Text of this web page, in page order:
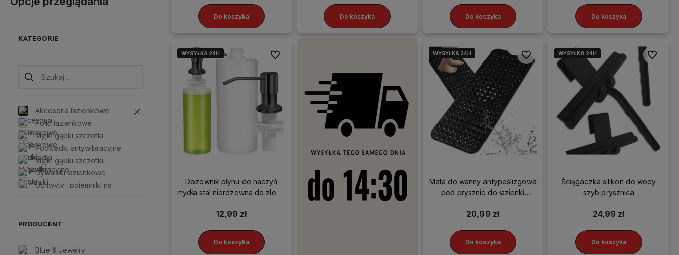
KATEGORIE
Akcesoria łazienkowe
Półki łazienkowe
Myjki gąbki szczotki
Podkładki antywibracyjne
Myjki gąbki szczotki
Dywaniki łazienkowe
Uchwyty i pojemniki na
Kubki i pojemniki
Dozowniki do mydła
PRODUCENT
Blue & Jewelry
Do koszyka Do koszyka Do koszyka Do koszyka
WYSYŁKA 24H
Dozownik płynu do naczyń
mydła stal nierdzewna do zlewu
12,99 zł
Do koszyka
Do ulubionych WYSYŁKA 24H
Mata do wanny antypoślizgowa
pod prysznic do łazienki
20,99 zł
Do koszyka
Do ulubionychWYSYŁKA 24H
WYSYŁKA 24H
WYSYŁKA 24H
WYSYŁKA 24H
Ściągaczka silikon do wody
szyb prysznica
24,99 zł
Do koszyka
Do